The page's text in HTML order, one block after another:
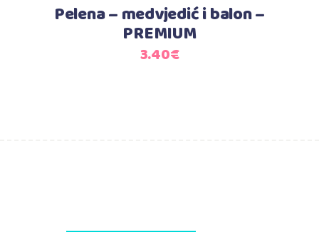
Pelena – medvjedić i balon –
PREMIUM
3.40€